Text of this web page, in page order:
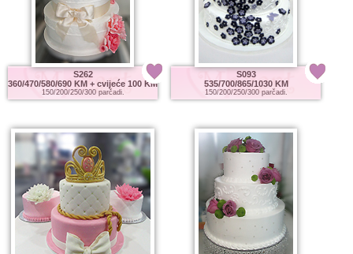
S262
360/470/580/690 KM + cvijeće 100 KM
150/200/250/300 parčadi.
S093
535/700/865/1030 KM
150/200/250/300 parčadi.